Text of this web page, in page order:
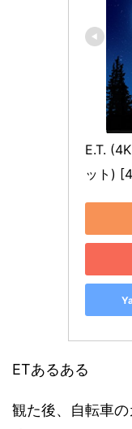
E.T.
ット)
ETあるある
観た後、自転車